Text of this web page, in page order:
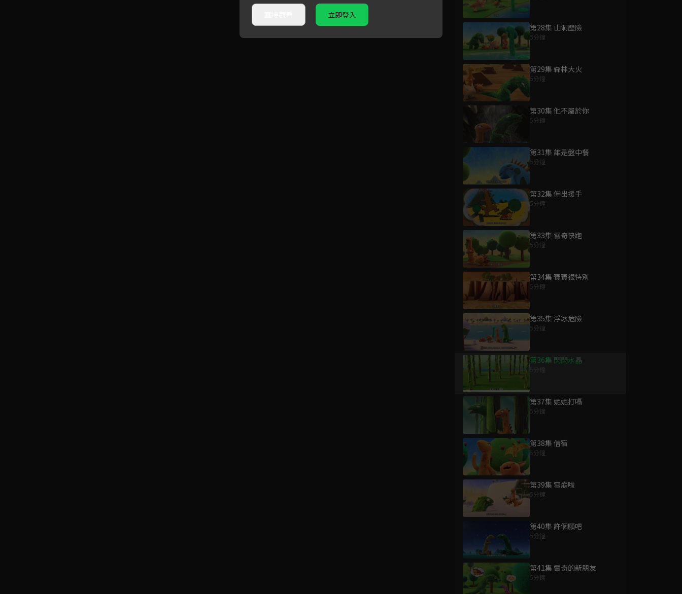
第28集 山洞歷險
5分鐘
第29集 森林大火
5分鐘
第30集 他不屬於你
5分鐘
第31集 誰是盤中餐
5分鐘
第32集 伸出援手
5分鐘
第33集 雷奇快跑
5分鐘
第34集 寶寶很特別
5分鐘
第35集 浮冰危險
5分鐘
第36集 閃閃水晶
第37集 妮妮打嗝
5分鐘
第38集 借宿
5分鐘
第39集 雪崩啦
5分鐘
第40集 許個願吧
5分鐘
第41集 雷奇的新朋友
5分鐘
立即登入